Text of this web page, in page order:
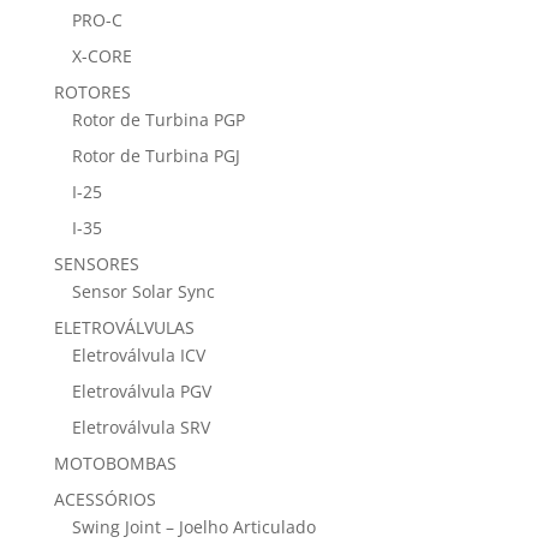
PRO-C
X-CORE
ROTORES
Rotor de Turbina PGP
Rotor de Turbina PGJ
I-25
I-35
SENSORES
Sensor Solar Sync
ELETROVÁLVULAS
Eletroválvula ICV
Eletroválvula PGV
Eletroválvula SRV
MOTOBOMBAS
ACESSÓRIOS
Swing Joint – Joelho Articulado